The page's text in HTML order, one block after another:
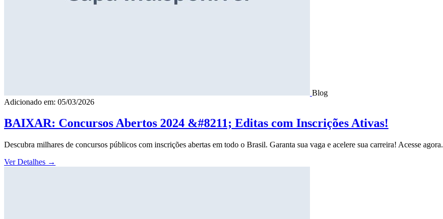
Blog
Adicionado em: 05/03/2026
BAIXAR: Concursos Abertos 2024 &#8211; Editas com Inscrições Ativas!
Descubra milhares de concursos públicos com inscrições abertas em todo o Brasil. Garanta sua vaga e acelere sua carreira! Acesse agora.
Ver Detalhes →